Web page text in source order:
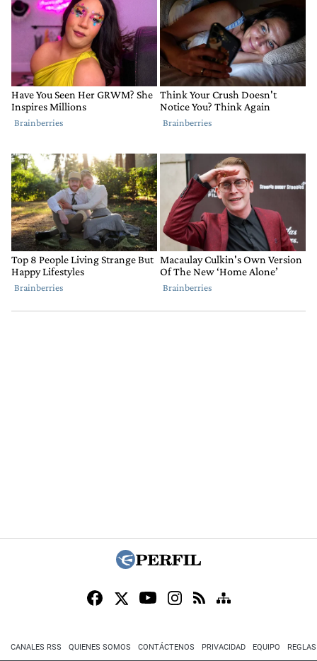
CANALES RSS QUIENES SOMOS CONTÁCTENOS PRIVACIDAD EQUIPO